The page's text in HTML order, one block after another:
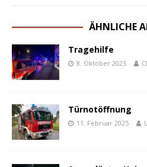
ÄHNLICHE
Tragehilfe
8. Oktober 2025
Türnotöffnung
11. Februar 2025